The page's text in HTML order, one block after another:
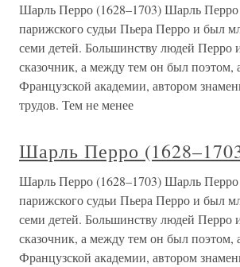
Шарль Перро (1628–1703) Шарль Перро
парижского судьи Пьера Перро и был
семи детей. Большинству людей Перро
сказочник, а между тем он был поэтом,
Французской академии, автором
трудов. Тем не менее
Шарль Перро
Шарль Перро (1628–1703) Шарль Перро
парижского судьи Пьера Перро и был
семи детей. Большинству людей Перро
сказочник, а между тем он был поэтом,
Французской академии, автором